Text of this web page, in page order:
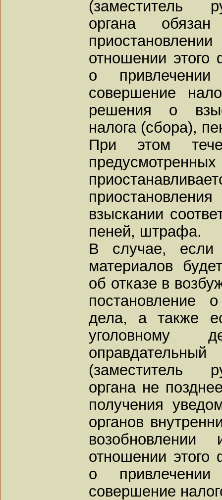
(заместитель
органа
отношении этого
о
совершение
решения о
налога (сбора),
При этом
взыскании
пеней, штрафа.
В случае, если
материалов
об отказе в
постановление
дела, а также
уголовному
(заместитель
органа не
получения
органов
отношении этого
о
совершение